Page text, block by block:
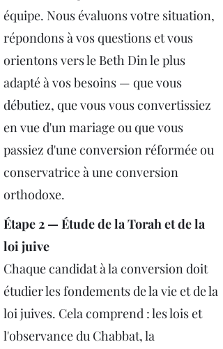
équipe. Nous évaluons votre situation,
répondons à vos questions et vous
orientons vers le Beth Din le plus
adapté à vos besoins — que vous
débutiez, que vous vous convertissiez
en vue d'un mariage ou que vous
passiez d'une conversion réformée ou
conservatrice à une conversion
orthodoxe.
Étape 2 — Étude de la Torah et de la
loi juive
Chaque candidat à la conversion doit
étudier les fondements de la vie et de la
loi juives. Cela comprend : les lois et
l'observance du Chabbat, la